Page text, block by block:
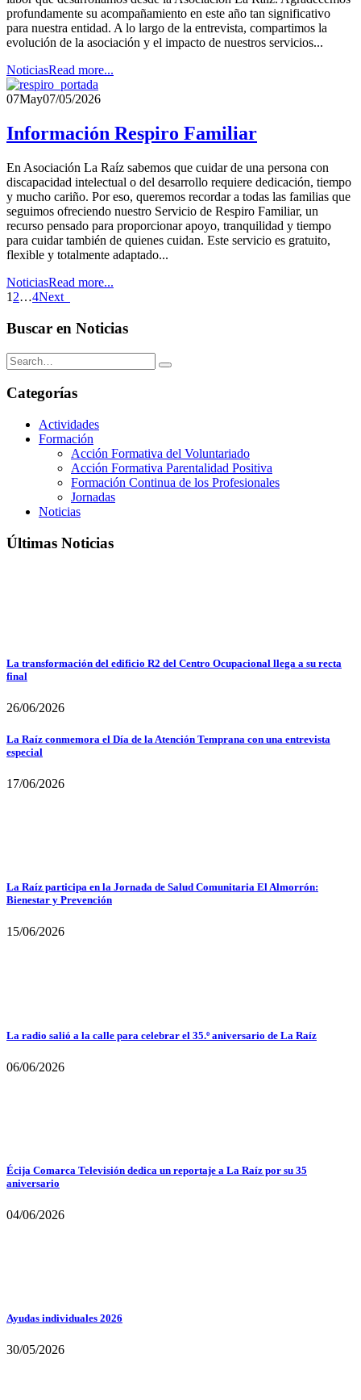
profundamente su acompañamiento en este año tan significativo
para nuestra entidad. A lo largo de la entrevista, compartimos la
evolución de la asociación y el impacto de nuestros servicios...
NoticiasRead more...
07May07/05/2026
Información Respiro Familiar
En Asociación La Raíz sabemos que cuidar de una persona con
discapacidad intelectual o del desarrollo requiere dedicación, tiempo
y mucho cariño. Por eso, queremos recordar a todas las familias que
seguimos ofreciendo nuestro Servicio de Respiro Familiar, un
recurso pensado para proporcionar apoyo, tranquilidad y tiempo
para cuidar también de quienes cuidan. Este servicio es gratuito,
flexible y totalmente adaptado...
NoticiasRead more...
1 2…4Next
Buscar en Noticias
Categorías
Actividades
Formación
Acción Formativa del Voluntariado
Acción Formativa Parentalidad Positiva
Formación Continua de los Profesionales
Jornadas
Noticias
Últimas Noticias
La transformación del edificio R2 del Centro Ocupacional llega a su recta
final
26/06/2026
La Raíz conmemora el Día de la Atención Temprana con una entrevista
especial
17/06/2026
La Raíz participa en la Jornada de Salud Comunitaria El Almorrón:
Bienestar y Prevención
15/06/2026
La radio salió a la calle para celebrar el 35.º aniversario de La Raíz
06/06/2026
Écija Comarca Televisión dedica un reportaje a La Raíz por su 35
aniversario
04/06/2026
Ayudas individuales 2026
30/05/2026